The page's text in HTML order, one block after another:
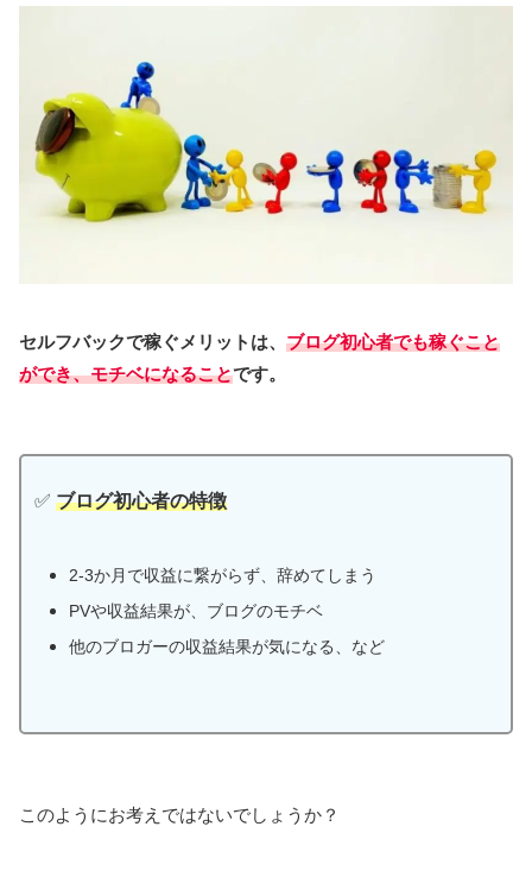
セルフバックで稼ぐメリットは、 ブログ初心者でも稼ぐこと
ができ、モチベになることです。
✅ ブログ初心者の特徴
2-3か月で収益に繋がらず、辞めてしまう
PVや収益結果が、ブログのモチベ
他のブロガーの収益結果が気になる、など
このようにお考えではないでしょうか？